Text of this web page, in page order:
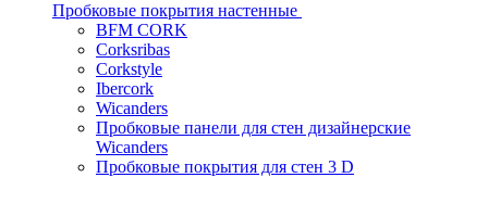
Пробковые покрытия настенные
BFM CORK
Corksribas
Corkstyle
Ibercork
Wicanders
Пробковые панели для стен дизайнерские
Wicanders
Пробковые покрытия для стен 3 D